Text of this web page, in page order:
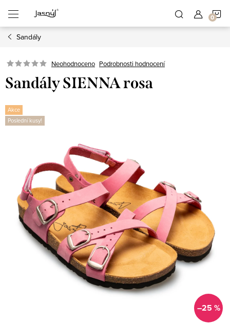
obsah
Sandály
Neohodnoceno Podrobnosti hodnocení
Sandály SIENNA rosa
Akce
Poslední kusy!
–25 %